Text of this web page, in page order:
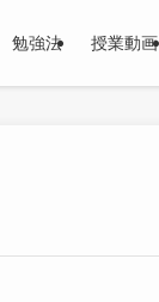
勉強法 授業動画